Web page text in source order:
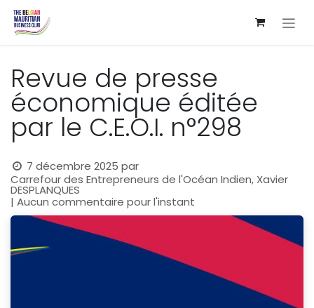
Se rendre au contenu
Revue de presse
économique éditée
par le C.E.O.I. n°298
7 décembre 2025 par
Carrefour des Entrepreneurs de l'Océan Indien, Xavier
DESPLANQUES
| Aucun commentaire pour l'instant